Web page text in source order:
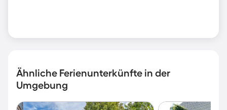
Ähnliche Ferienunterkünfte in der
Umgebung